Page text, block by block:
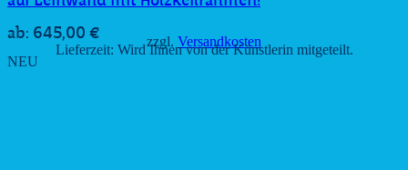
ab: 645,00 € zzgl. Versandkosten
Lieferzeit: Wird Ihnen von der Künstlerin mitgeteilt.
NEU